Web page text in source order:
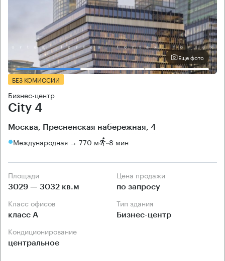
Еще фото
БЕЗ КОМИССИИ
Бизнес-центр
City 4
Москва, Пресненская набережная, 4
Международная → 770 м ~8 мин
Площади
3029 — 3032 кв.м
Цена продажи
по запросу
Класс офисов
класс А
Тип здания
Бизнес-центр
Кондиционирование
центральное